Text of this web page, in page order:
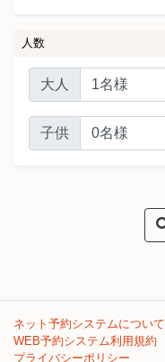
人数
大人
子供
ネット予約システムについて
WEB予約システム利用規約
プライバシーポリシー